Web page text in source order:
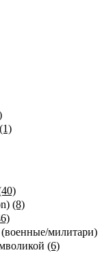
(1)
(8)
милитари)
(6)